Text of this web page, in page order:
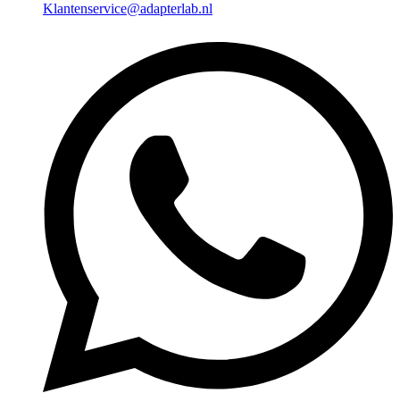
Klantenservice@adapterlab.nl